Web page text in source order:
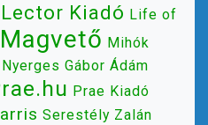
Lector Kiadó Life of
Magvető Mihók
Nyerges Gábor Ádám
Prae Kiadó
Serestély Zalán